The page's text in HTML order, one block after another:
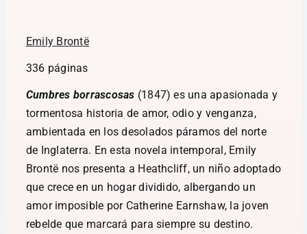
Emily Brontë
336 páginas
Cumbres borrascosas (1847) es una apasionada y
tormentosa historia de amor, odio y venganza,
ambientada en los desolados páramos del norte
de Inglaterra. En esta novela intemporal, Emily
Brontë nos presenta a Heathcliff, un niño adoptado
que crece en un hogar dividido, albergando un
amor imposible por Catherine Earnshaw, la joven
rebelde que marcará para siempre su destino.